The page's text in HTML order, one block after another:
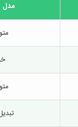
مدل